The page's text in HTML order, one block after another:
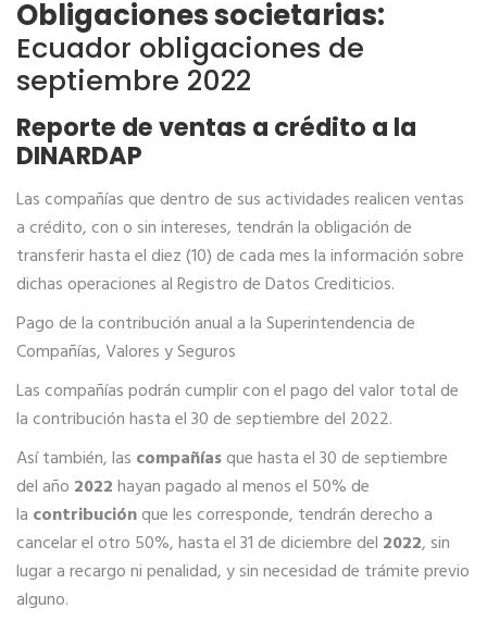
Obligaciones societarias:
Ecuador obligaciones de
septiembre 2022
Reporte de ventas a crédito a la
DINARDAP
Las compañías que dentro de sus actividades realicen ventas
a crédito, con o sin intereses, tendrán la obligación de
transferir hasta el diez (10) de cada mes la información sobre
dichas operaciones al Registro de Datos Crediticios.
Pago de la contribución anual a la Superintendencia de
Compañías, Valores y Seguros
Las compañías podrán cumplir con el pago del valor total de
la contribución hasta el 30 de septiembre del 2022.
Así también, las compañíasque hasta el 30 de septiembre
del año 2022hayan pagado al menos el 50% de
la contribuciónque les corresponde, tendrán derecho a
cancelar el otro 50%, hasta el 31 de diciembre del 2022, sin
lugar a recargo ni penalidad, y sin necesidad de trámite previo
alguno.